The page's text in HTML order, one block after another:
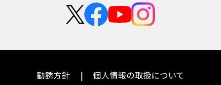
ハーレーダビッドソン
ドゥカティ
モトグッツイ
MVアグスタ
他海外ﾒｰｶｰ
兵庫
中途採用・アルバイト
勧誘方針 個人情報の取扱について